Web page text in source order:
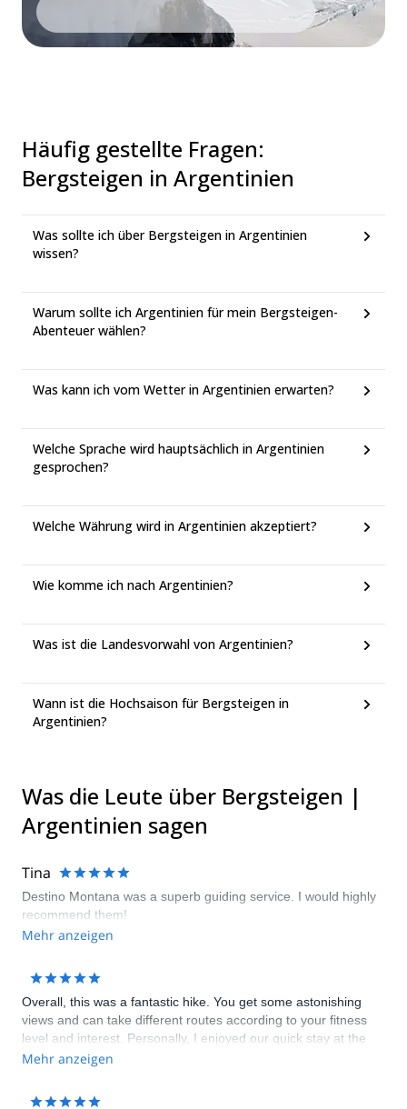
Häufig gestellte Fragen:
Bergsteigen in Argentinien
Was sollte ich über Bergsteigen in Argentinien
wissen?
Warum sollte ich Argentinien für mein Bergsteigen-
Abenteuer wählen?
Was kann ich vom Wetter in Argentinien erwarten?
Welche Sprache wird hauptsächlich in Argentinien
gesprochen?
Welche Währung wird in Argentinien akzeptiert?
Wie komme ich nach Argentinien?
Was ist die Landesvorwahl von Argentinien?
Wann ist die Hochsaison für Bergsteigen in
Argentinien?
Was die Leute über Bergsteigen |
Argentinien sagen
Tina
Destino Montana was a superb guiding service. I would highly
recommend them!
Mehr anzeigen
Overall, this was a fantastic hike. You get some astonishing
views and can take different routes according to your fitness
level and interest. Personally, I enjoyed our quick stay at the
high camp where we got to meet several people who were
really enjoyed the time with Joaquin. Thanks to his fun
Mehr anzeigen